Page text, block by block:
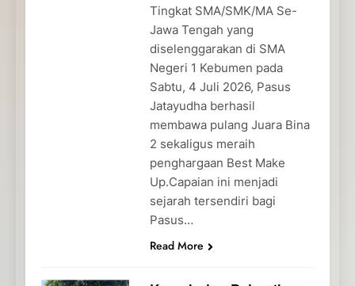
Tingkat SMA/SMK/MA Se-
Jawa Tengah yang
diselenggarakan di SMA
Negeri 1 Kebumen pada
Sabtu, 4 Juli 2026, Pasus
Jatayudha berhasil
membawa pulang Juara Bina
2 sekaligus meraih
penghargaan Best Make
Up.Capaian ini menjadi
sejarah tersendiri bagi
Pasus…
Read More